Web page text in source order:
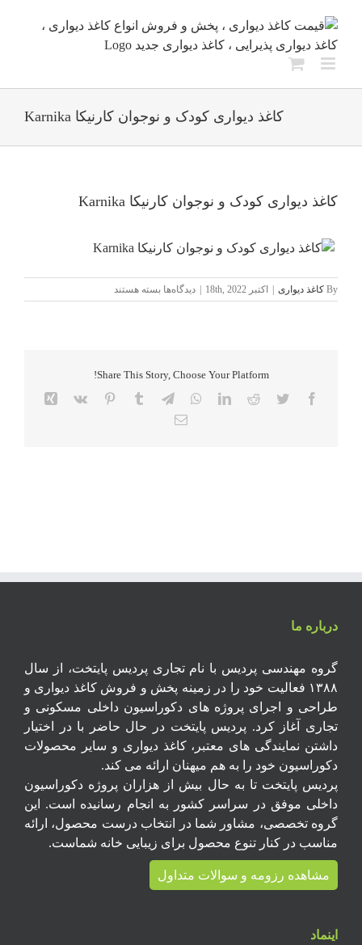
content
کاغذ دیواری کودک و نوجوان کارنیکا Karnika
کاغذ دیواری کودک و نوجوان کارنیکا Karnika
By کاغذ دیواری اکتبر 18th, 2022 دیدگاه‌ها برای
کاغذ
کارنیکا
Karnika
بسته هستند
Share This Story, Choose Your Platform!
Facebook
Twitter
Reddit
LinkedIn
WhatsApp
Telegram
Tumblr
Pinterest
Vk
Email
درباره ما
گروه مهندسی پردیس با نام تجاری پردیس پایتخت، از سال
۱۳۸۸ فعالیت خود را در زمینه پخش و فروش کاغذ دیواری و
طراحی و اجرای پروژه های دکوراسیون داخلی مسکونی و
تجاری آغاز کرد. پردیس پایتخت در حال حاضر با در اختیار
داشتن نمایندگی های معتبر، کاغذ دیواری و سایر محصولات
دکوراسیون خود را به هم میهنان ارائه می کند.
پردیس پایتخت تا به حال بیش از هزاران پروژه دکوراسیون
داخلی موفق در سراسر کشور به انجام رسانیده است. این
گروه تخصصی، مشاور شما در انتخاب درست محصول، ارائه
مناسب در کنار تنوع محصول برای زیبایی خانه شماست.
مشاهده رزومه و سوالات متداول
اینماد